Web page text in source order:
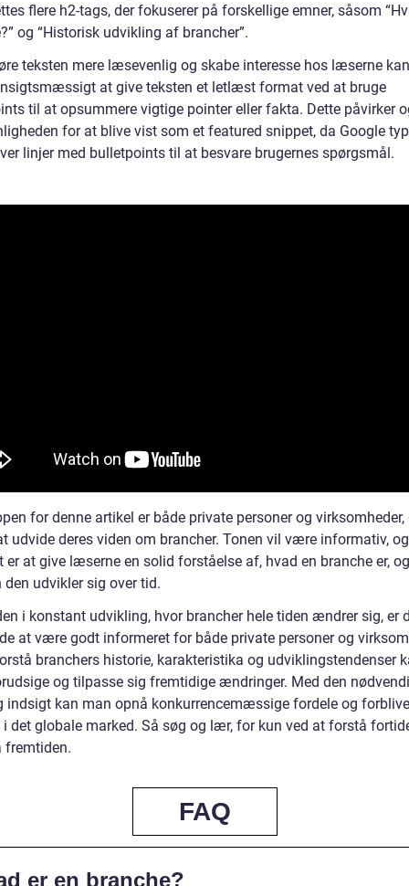
flere h2-tags, der fokuserer på forskellige emner, såsom
og “Historisk udvikling af brancher”.
teksten mere læsevenlig og skabe interesse hos læserne
at give teksten et letlæst format ved at bruge
til at opsummere vigtige pointer eller fakta. Dette påvirker
for at blive vist som et featured snippet, da Google
linjer med bulletpoints til at besvare brugernes spørgsmål.
for denne artikel er både private personer og virksomheder,
udvide deres viden om brancher. Tonen vil være informativ, og
er at give læserne en solid forståelse af, hvad en branche er, og
den udvikler sig over tid.
i konstant udvikling, hvor brancher hele tiden ændrer sig, er
at være godt informeret for både private personer og
branchers historie, karakteristika og udviklingstendenser
og tilpasse sig fremtidige ændringer. Med den
indsigt kan man opnå konkurrencemæssige fordele og forblive
i det globale marked. Så søg og lær, for kun ved at forstå
fremtiden.
FAQ
er en branche?